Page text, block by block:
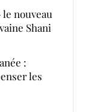
nouveau
Shani
:
les